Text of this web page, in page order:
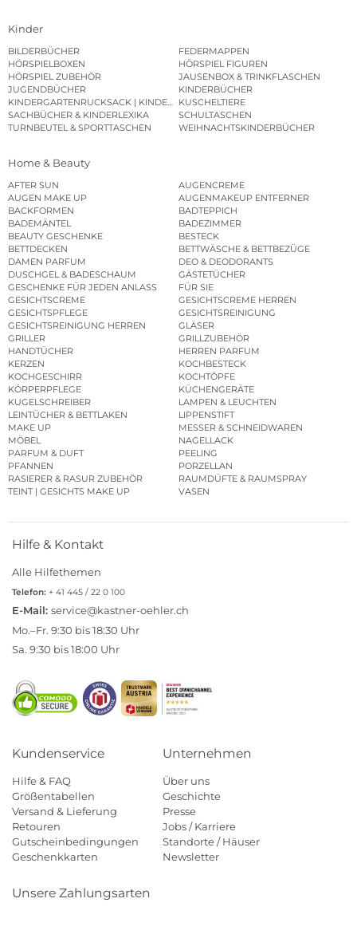
Kinder
BILDERBÜCHER
FEDERMAPPEN
HÖRSPIELBOXEN
HÖRSPIEL FIGUREN
HÖRSPIEL ZUBEHÖR
JAUSENBOX & TRINKFLASCHEN
JUGENDBÜCHER
KINDERBÜCHER
KINDERGARTENRUCKSACK | KINDERGARTENBEUTEL
KUSCHELTIERE
SACHBÜCHER & KINDERLEXIKA
SCHULTASCHEN
TURNBEUTEL & SPORTTASCHEN
WEIHNACHTSKINDERBÜCHER
Home & Beauty
AFTER SUN
AUGENCREME
AUGEN MAKE UP
AUGENMAKEUP ENTFERNER
BACKFORMEN
BADTEPPICH
BADEMÄNTEL
BADEZIMMER
BEAUTY GESCHENKE
BESTECK
BETTDECKEN
BETTWÄSCHE & BETTBEZÜGE
DAMEN PARFUM
DEO & DEODORANTS
DUSCHGEL & BADESCHAUM
GÄSTETÜCHER
GESCHENKE FÜR JEDEN ANLASS
FÜR SIE
GESICHTSCREME
GESICHTSCREME HERREN
GESICHTSPFLEGE
GESICHTSREINIGUNG
GESICHTSREINIGUNG HERREN
GLÄSER
GRILLER
GRILLZUBEHÖR
HANDTÜCHER
HERREN PARFUM
KERZEN
KOCHBESTECK
KOCHGESCHIRR
KOCHTÖPFE
KÖRPERPFLEGE
KÜCHENGERÄTE
KUGELSCHREIBER
LAMPEN & LEUCHTEN
LEINTÜCHER & BETTLAKEN
LIPPENSTIFT
MAKE UP
MESSER & SCHNEIDWAREN
MÖBEL
NAGELLACK
PARFUM & DUFT
PEELING
PFANNEN
PORZELLAN
RASIERER & RASUR ZUBEHÖR
RAUMDÜFTE & RAUMSPRAY
TEINT | GESICHTS MAKE UP
VASEN
Hilfe & Kontakt
Alle Hilfethemen
Telefon: + 41 445 / 22 0 100
E-Mail: service@kastner-oehler.ch
Mo.–Fr. 9:30 bis 18:30 Uhr
Sa. 9:30 bis 18:00 Uhr
Kundenservice
Hilfe & FAQ
Größentabellen
Versand & Lieferung
Retouren
Gutscheinbedingungen
Geschenkkarten
Unternehmen
Über uns
Geschichte
Presse
Jobs / Karriere
Standorte / Häuser
Newsletter
Unsere Zahlungsarten